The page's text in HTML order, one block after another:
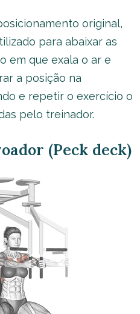
original,
para abaixar as
em que exala o ar e
a posição na
e repetir o exercício o
pelo treinador.
(Peck deck)